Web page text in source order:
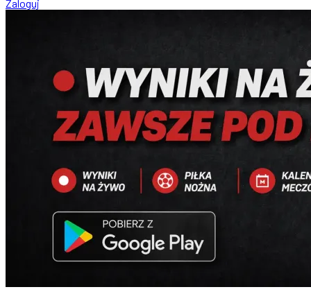
Zaloguj